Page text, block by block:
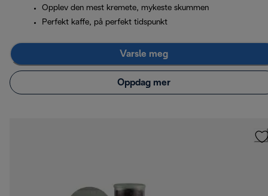
Opplev den mest kremete, mykeste skummen
Perfekt kaffe, på perfekt tidspunkt
Varsle meg
Oppdag mer